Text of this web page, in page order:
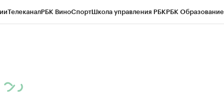
ТелеканалРБК ВиноСпортШкола управления РБКРБК Образование